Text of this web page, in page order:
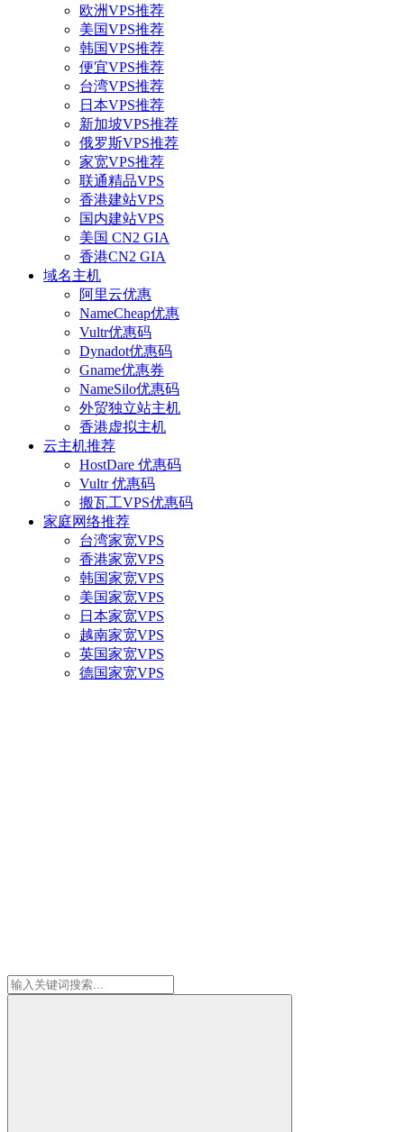
欧洲VPS推荐
美国VPS推荐
韩国VPS推荐
便宜VPS推荐
台湾VPS推荐
日本VPS推荐
新加坡VPS推荐
俄罗斯VPS推荐
家宽VPS推荐
联通精品VPS
香港建站VPS
国内建站VPS
美国 CN2 GIA
香港CN2 GIA
域名主机
阿里云优惠
NameCheap优惠
Vultr优惠码
Dynadot优惠码
Gname优惠券
NameSilo优惠码
外贸独立站主机
香港虚拟主机
云主机推荐
HostDare 优惠码
Vultr 优惠码
搬瓦工VPS优惠码
家庭网络推荐
台湾家宽VPS
香港家宽VPS
韩国家宽VPS
美国家宽VPS
日本家宽VPS
越南家宽VPS
英国家宽VPS
德国家宽VPS